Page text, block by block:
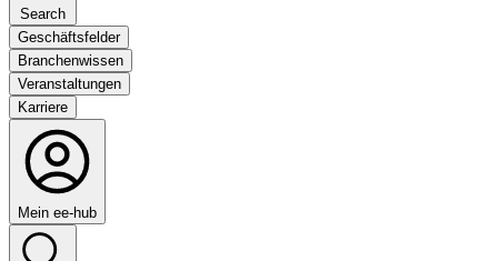
Search
Geschäftsfelder
Branchenwissen
Veranstaltungen
Karriere
Mein ee-hub